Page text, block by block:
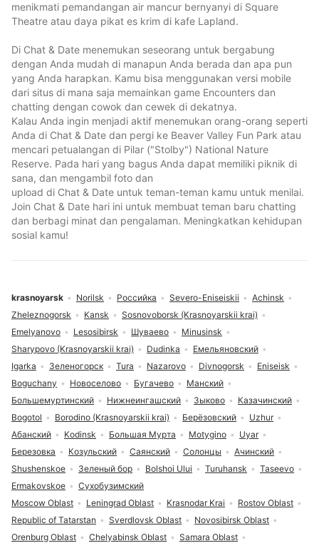
menikmati pemandangan air mancur bernyanyi di Square
Theatre atau daya pikat es krim di kafe Lapland.
Di Chat & Date menemukan seseorang untuk bergabung
dengan Anda mudah di manapun Anda berada dan apa pun
yang Anda harapkan. Kamu bisa menggunakan versi mobile
dari situs di mana saja memainkan game Encounters dan
chatting dengan cowok dan cewek di dekatnya.
Kalau Anda ingin menjadi aktif menemukan orang-orang seperti
Anda di Chat & Date dan pergi ke Beaver Valley Fun Park atau
mencari petualangan di Pilar ("Stolby") National Nature
Reserve. Pada hari yang bagus Anda dapat memiliki piknik di
sana, dan mengambil foto dan
upload di Chat & Date untuk teman-teman kamu untuk menilai.
Join Chat & Date hari ini untuk membuat teman baru chatting
dan berbagi minat dan pengalaman. Meningkatkan kehidupan
sosial kamu!
Moscow Oblast Leningrad Oblast Krasnodar Krai
Rostov Oblast
Republic of Tatarstan
Sverdlovsk Oblast
Novosibirsk Oblast
Orenburg Oblast
Chelyabinsk Oblast
Samara Oblast
krasnoyarsk Norilsk Российка Severo-Eniseiskii
Achinsk
Zheleznogorsk
Kansk
Sosnovoborsk (Krasnoyarskii krai)
Emelyanovo
Lesosibirsk Шуваево
Minusinsk
Sharypovo (Krasnoyarskii krai)
Dudinka
Емельяновский
Igarka
Зеленогорск Tura Nazarovo Divnogorsk
Eniseisk
Boguchany
Новоселово Бугачево
Манский
Большемуртинский
Нижнеингашский Зыково
Казачинский
Bogotol
Borodino (Krasnoyarskii krai) Берёзовский
Uzhur
Абанский
Kodinsk Большая Мурта Motygino
Uyar
Березовка
Козульский Саянский Солонцы
Ачинский
Shushenskoe
Зеленый бор Bolshoi Ului Turuhansk
Taseevo
Ermakovskoe
Сухобузимский